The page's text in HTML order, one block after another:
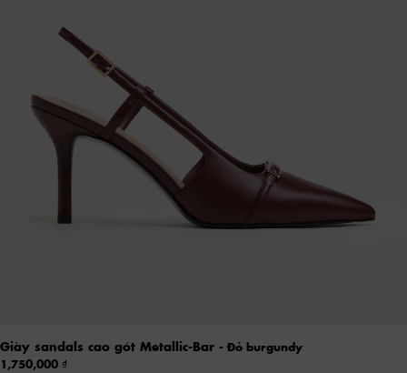
Giày sandals cao gót Metallic-Bar - Đỏ burgundy
1,750,000